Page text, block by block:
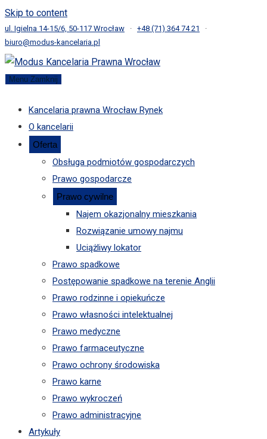
Skip to content
ul. Igielna 14-15/6, 50-117 Wrocław · +48 (71) 364 74 21
·
biuro@modus-kancelaria.pl
Menu Zamknij
Kancelaria prawna Wrocław Rynek
O kancelarii
Oferta
Obsługa podmiotów gospodarczych
Prawo gospodarcze
Prawo cywilne
Najem okazjonalny mieszkania
Rozwiązanie umowy najmu
Uciążliwy lokator
Prawo spadkowe
Postępowanie spadkowe na terenie Anglii
Prawo rodzinne i opiekuńcze
Prawo własności intelektualnej
Prawo medyczne
Prawo farmaceutyczne
Prawo ochrony środowiska
Prawo karne
Prawo wykroczeń
Prawo administracyjne
Artykuły